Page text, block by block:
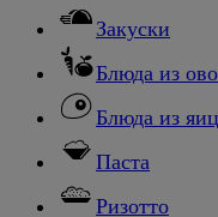
Закуски
Блюда из
Блюда из яиц
Паста
Ризотто